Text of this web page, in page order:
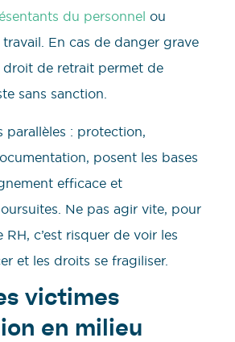
du personnel ou
En cas de danger grave
de retrait permet de
sans sanction.
parallèles : protection,
posent les bases
efficace et
Ne pas agir vite, pour
RH, c’est risquer de voir les
et les droits se fragiliser.
victimes
en milieu